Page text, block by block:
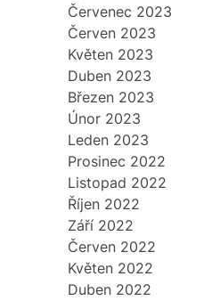
Červenec 2023
Červen 2023
Květen 2023
Duben 2023
Březen 2023
Únor 2023
Leden 2023
Prosinec 2022
Listopad 2022
Říjen 2022
Září 2022
Červen 2022
Květen 2022
Duben 2022